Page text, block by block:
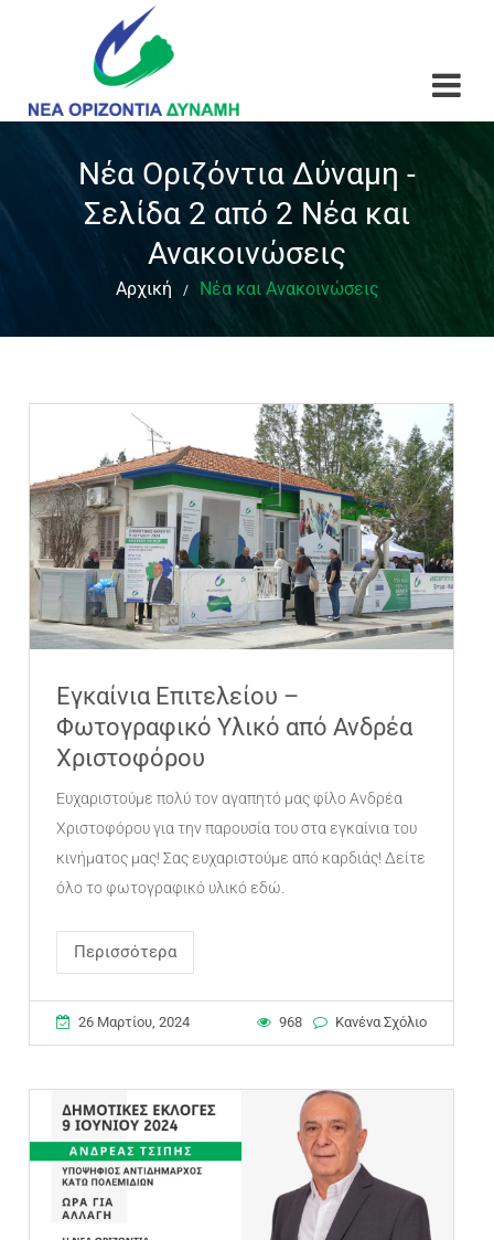
Νέα Οριζόντια Δύναμη -
Σελίδα 2 από 2 Νέα και
Ανακοινώσεις
Αρχική / Νέα και Ανακοινώσεις
Εγκαίνια Επιτελείου –
Φωτογραφικό Υλικό από Ανδρέα
Χριστοφόρου
Ευχαριστούμε πολύ τον αγαπητό μας φίλο Ανδρέα
Χριστοφόρου για την παρουσία του στα εγκαίνια του
κινήματος μας! Σας ευχαριστούμε από καρδιάς! Δείτε
όλο το φωτογραφικό υλικό εδώ.
Περισσότερα
26 Μαρτίου, 2024 968 Κανένα Σχόλιο